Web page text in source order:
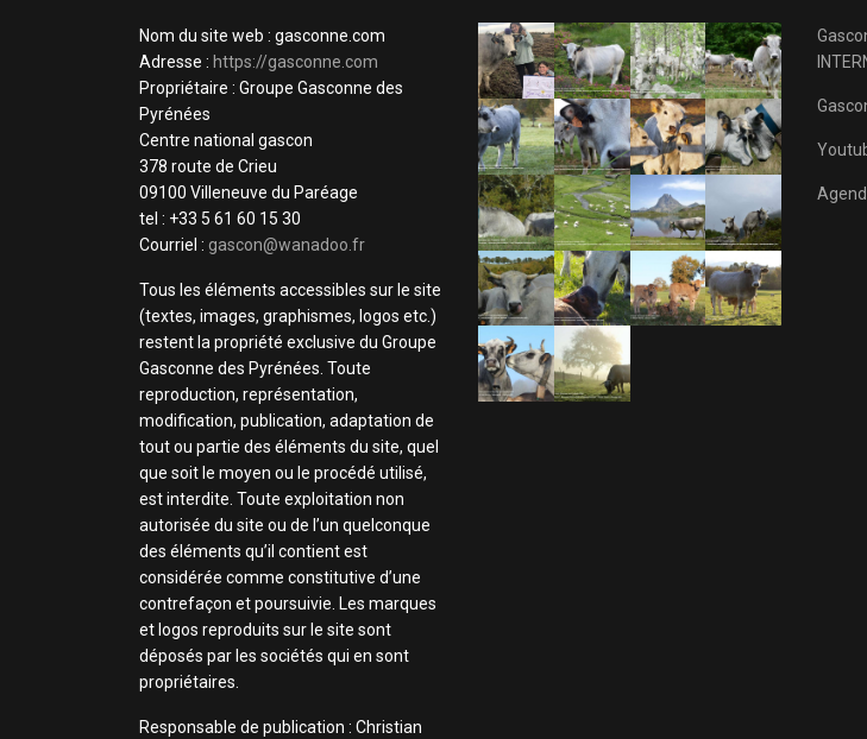
Nom du site web : gasconne.com
Adresse : https://gasconne.com
Propriétaire : Groupe Gasconne des
Pyrénées
Centre national gascon
378 route de Crieu
09100 Villeneuve du Paréage
tel : +33 5 61 60 15 30
Courriel : gascon@wanadoo.fr
Tous les éléments accessibles sur le site
(textes, images, graphismes, logos etc.)
restent la propriété exclusive du Groupe
Gasconne des Pyrénées. Toute
reproduction, représentation,
modification, publication, adaptation de
tout ou partie des éléments du site, quel
que soit le moyen ou le procédé utilisé,
est interdite. Toute exploitation non
autorisée du site ou de l’un quelconque
des éléments qu’il contient est
considérée comme constitutive d’une
contrefaçon et poursuivie. Les marques
et logos reproduits sur le site sont
déposés par les sociétés qui en sont
propriétaires.
Responsable de publication : Christian